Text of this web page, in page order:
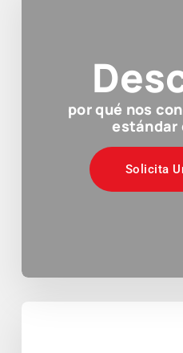
por qué nos
estándar
Solicita